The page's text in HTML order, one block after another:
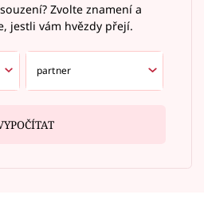
Zvolte znamení a
jestli vám hvězdy přejí.